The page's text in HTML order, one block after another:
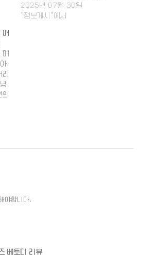
노하우 공개
안녕하세요! 오
늘은 네일샵을 운영하거나 손
2025년 07월 30일
"정보게시"에서
머
머
의
야합니다.
베토디 리뷰